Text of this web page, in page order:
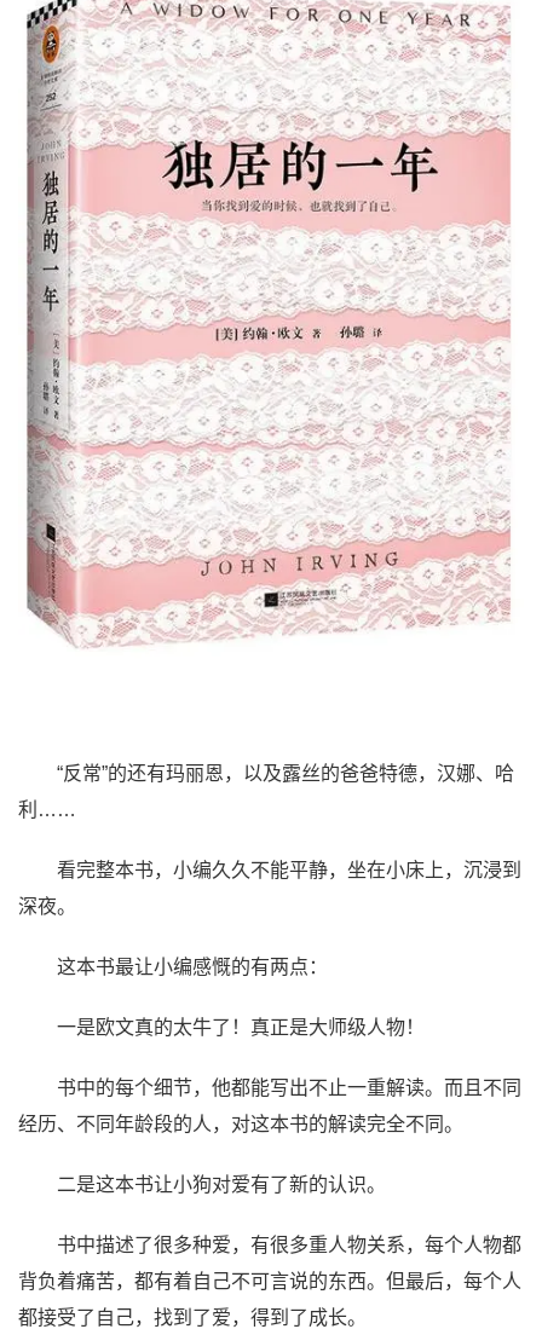
“反常”的还有玛丽恩，以及露丝的爸爸特德，汉娜、哈
利……
看完整本书，小编久久不能平静，坐在小床上，沉浸到
深夜。
这本书最让小编感慨的有两点：
一是欧文真的太牛了！真正是大师级人物！
书中的每个细节，他都能写出不止一重解读。而且不同
经历、不同年龄段的人，对这本书的解读完全不同。
二是这本书让小狗对爱有了新的认识。
书中描述了很多种爱，有很多重人物关系，每个人物都
背负着痛苦，都有着自己不可言说的东西。但最后，每个人
都接受了自己，找到了爱，得到了成长。